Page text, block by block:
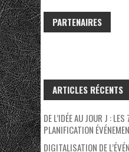
PARTENAIRES
ARTICLES RÉCENTS
DE L’IDÉE AU JOUR J :
PLANIFICATION
DIGITALISATION DE